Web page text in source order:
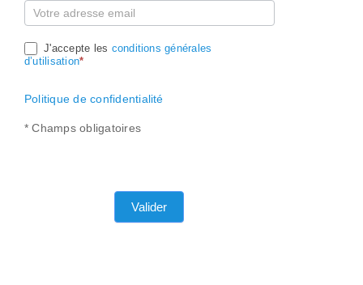
J'accepte les conditions générales
d’utilisation*
Politique de confidentialité
* Champs obligatoires
Valider